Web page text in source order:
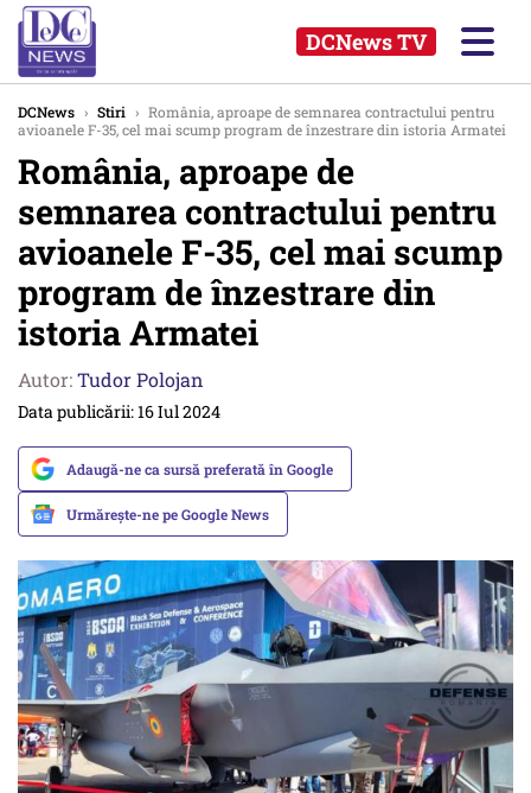
DCNews TV
DCNews › Stiri › România, aproape de semnarea contractului pentru
avioanele F-35, cel mai scump program de înzestrare din istoria Armatei
România, aproape de
semnarea contractului pentru
avioanele F-35, cel mai scump
program de înzestrare din
istoria Armatei
Autor:Tudor Polojan
Data publicării: 16 Iul 2024
Adaugă-ne ca sursă preferată în Google
Urmărește-ne pe Google News